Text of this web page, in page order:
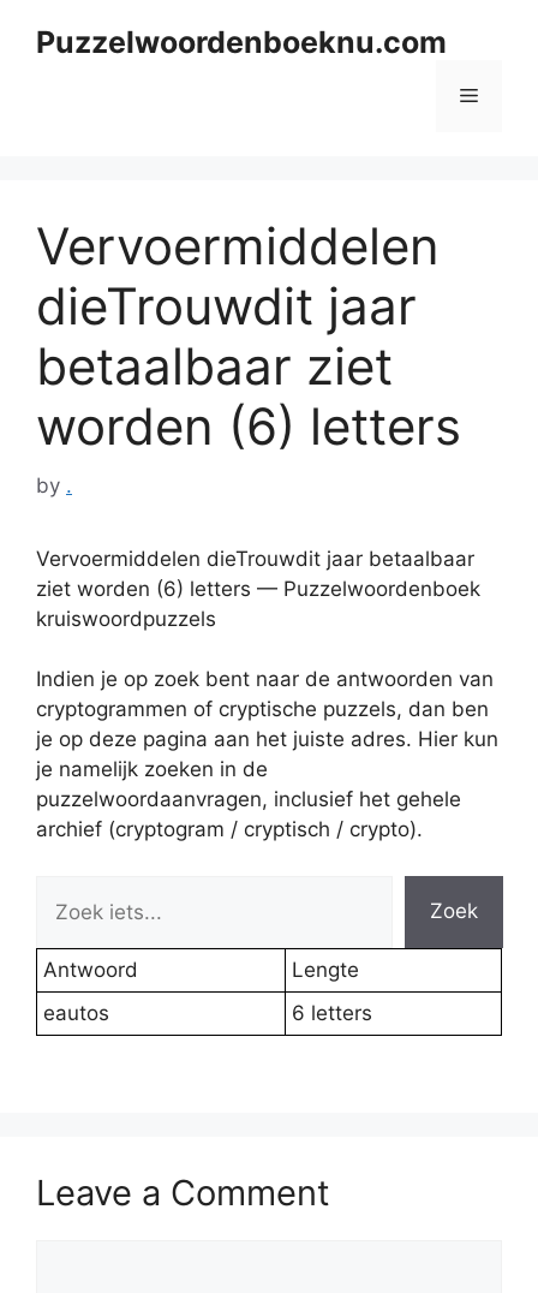
Puzzelwoordenboeknu.com
Menu
Vervoermiddelen
dieTrouwdit jaar
betaalbaar ziet
worden (6) letters
by .
Vervoermiddelen dieTrouwdit jaar betaalbaar
ziet worden (6) letters — Puzzelwoordenboek
kruiswoordpuzzels
Indien je op zoek bent naar de antwoorden van
cryptogrammen of cryptische puzzels, dan ben
je op deze pagina aan het juiste adres. Hier kun
je namelijk zoeken in de
puzzelwoordaanvragen, inclusief het gehele
archief (cryptogram / cryptisch / crypto).
Zoek
Antwoord
Lengte
eautos
6 letters
Leave a Comment